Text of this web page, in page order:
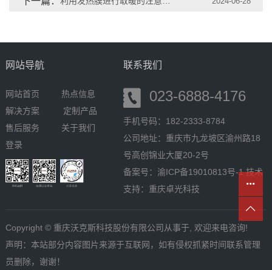
网站导航
网站首页
热点信息
解决方案
定制产品
售后服务
关于我们
登录
联系我们
023-6888-4176
手机号码：182-2333-8784
公司地址：重庆市九龙坡区渝州路18
号高创锦业大厦20-2号
备案号： 渝ICP备19010813号-1技术
支持： 重庆卓光科技
Copyright © 重庆沃克斯科技股份有限公司从事于, 欢迎来电咨询!
声明：本站部分内容图片来源于互联网，如有侵权抓紧时间联系管理
员删除，谢谢！